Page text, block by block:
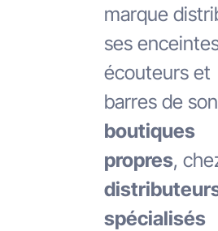
marque
ses
écouteurs et
barres de
boutiques
propres,
spécialisés